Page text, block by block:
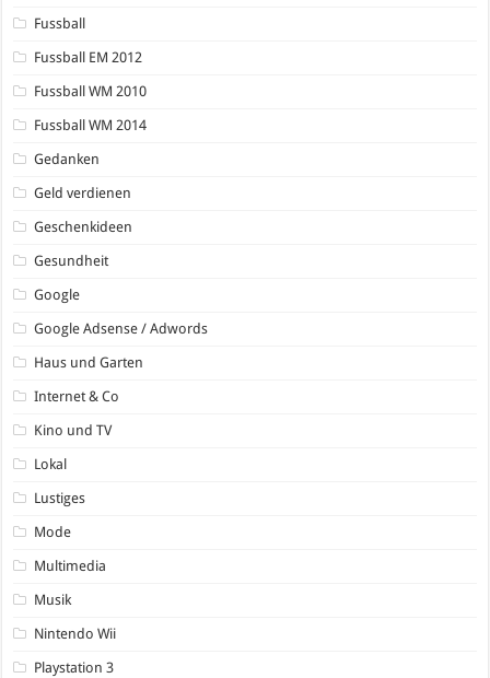
Fussball
Fussball EM 2012
Fussball WM 2010
Fussball WM 2014
Gedanken
Geld verdienen
Geschenkideen
Gesundheit
Google
Google Adsense / Adwords
Haus und Garten
Internet & Co
Kino und TV
Lokal
Lustiges
Mode
Multimedia
Musik
Nintendo Wii
Playstation 3